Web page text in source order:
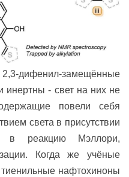
замещённые
инертны - свет на них не
повели себя
света в присутствии
в реакцию Мэллори,
Когда же учёные
нафтохиноны